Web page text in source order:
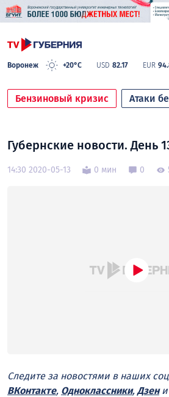
Воронеж +20°C USD 82.17 EUR
Бензиновый кризис Атаки
Губернские новости. День
14:30 2020-05-13 0 мин 0
Следите за новостями в наших
ВКонтакте, Одноклассники, Дзени